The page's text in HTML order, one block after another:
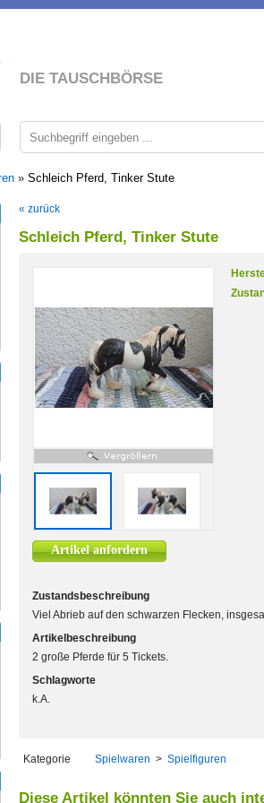
DIE TAUSCHBÖRSE
» Schleich Pferd, Tinker Stute
« zurück
Schleich Pferd, Tinker Stute
Artikel anfordern
Zustandsbeschreibung
Viel Abrieb auf den schwarzen Flecken,
Artikelbeschreibung
2 große Pferde für 5 Tickets.
Schlagworte
k.A.
Kategorie Spielwaren > Spielfiguren
Diese Artikel könnten Sie auch